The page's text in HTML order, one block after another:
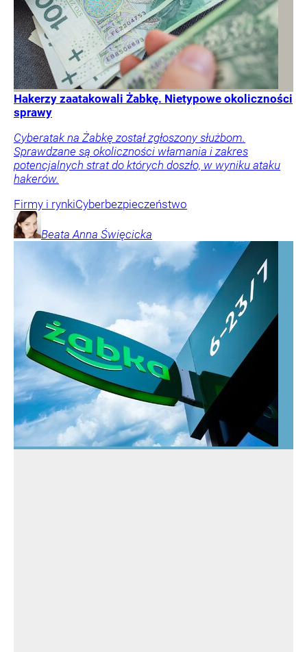
Hakerzy zaatakowali Żabkę. Nietypowe okoliczności
sprawy
Cyberatak na Żabkę został zgłoszony służbom.
Sprawdzane są okoliczności włamania i zakres
potencjalnych strat do których doszło, w wyniku ataku
hakerów.
Firmy i rynkiCyberbezpieczeństwo
Beata Anna Święcicka